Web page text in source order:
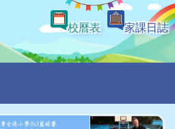
校曆表
家課日誌